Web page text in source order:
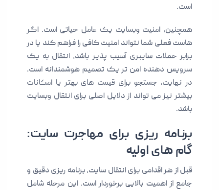
است.
همچنین، امنیت وبسایت یک عامل حیاتی است. اگر
هاست فعلی شما نتواند امنیت کافی را فراهم کند یا در
برابر حملات سایبری آسیب پذیر باشد، انتقال به یک
سرویس دهنده امن تر یک تصمیم هوشمندانه است.
در نهایت، جستجو برای قیمت های بهتر یا امکانات
بیشتر نیز می تواند از دلایل اصلی برای انتقال وبسایت
باشد.
برنامه ریزی برای مهاجرت سایت:
گام های اولیه
قبل از هر اقدامی برای انتقال سایت، برنامه ریزی دقیق و
جامع از اهمیت بالایی برخوردار است. این مرحله شامل